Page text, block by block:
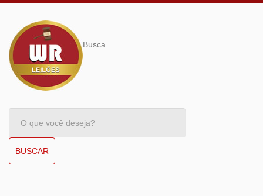
Busca
BUSCAR